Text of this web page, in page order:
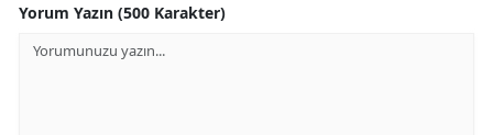
Yorum Yazın (500 Karakter)